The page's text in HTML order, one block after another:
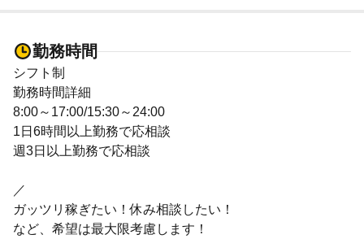
勤務時間
シフト制
勤務時間詳細
8:00～17:00/15:30～24:00
1日6時間以上勤務で応相談
週3日以上勤務で応相談
／
ガッツリ稼ぎたい！休み相談したい！
など、希望は最大限考慮します！